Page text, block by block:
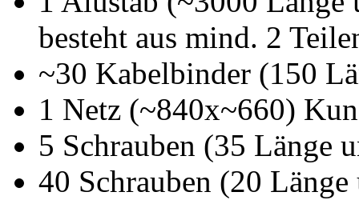
besteht aus mind. 2
~30 Kabelbinder (150
1 Netz (~840x~660)
5 Schrauben (35 Länge
40 Schrauben (20